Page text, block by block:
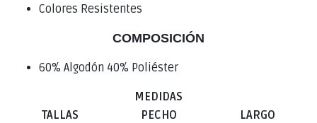
Colores Resistentes
COMPOSICIÓN
60% Algodón 40% Poliéster
MEDIDAS
TALLAS
PECHO
LARGO